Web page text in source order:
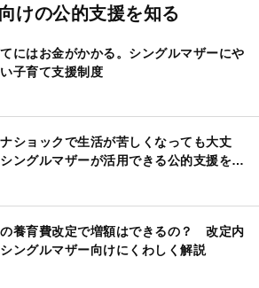
けの公的支援を知る
にはお金がかかる。シングルマザーにや
子育て支援制度
ショックで生活が苦しくなっても大丈
ングルマザーが活用できる公的支援を紹
養育費改定で増額はできるの？ 改定内
ングルマザー向けにくわしく解説